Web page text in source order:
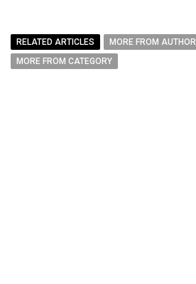
RELATED ARTICLES
MORE FROM AUTHOR
MORE FROM CATEGORY